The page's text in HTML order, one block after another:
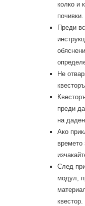
колко и
почивки.
Преди
Не
преди
на
Ако
времето
След
модул,